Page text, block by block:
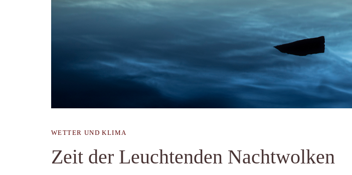
WETTER UND KLIMA
Zeit der Leuchtenden Nachtwolken